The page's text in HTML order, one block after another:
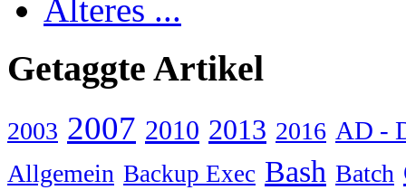
Älteres ...
Getaggte Artikel
2003 2007 2010 2013 2016 AD -
Allgemein Backup Exec Bash Batch